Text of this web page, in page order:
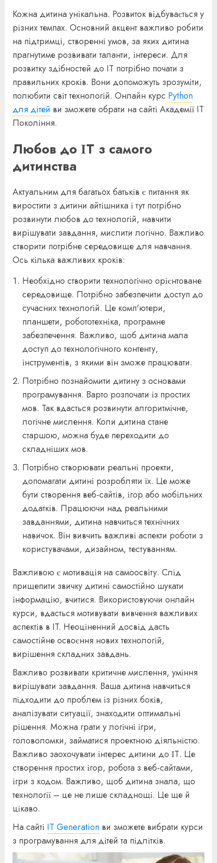
Кожна дитина унікальна. Розвиток відбувається у
різних темпах. Основний акцент важливо робити
на підтримці, створенні умов, за яких дитина
прагнутиме розвивати таланти, інтереси. Для
розвитку здібностей до IT потрібно почати з
правильних кроків. Вони допоможуть зрозуміти,
полюбити світ технологій. Онлайн курс Python
для дітей ви зможете обрати на сайті Академії IT
Покоління.
Любов до ІТ з самого
дитинства
Актуальним для багатьох батьків є питання як
виростити з дитини айтішника і тут потрібно
розвинути любов до технологій, навчити
вирішувати завдання, мислити логічно. Важливо
створити потрібне середовище для навчання.
Ось кілька важливих кроків:
Необхідно створити технологічно орієнтоване
середовище. Потрібно забезпечити доступ до
сучасних технологій. Це комп'ютери,
планшети, робототехніка, програмне
забезпечення. Важливо, щоб дитина мала
доступ до технологічного контенту,
інструментів, з якими він зможе працювати.
Потрібно познайомити дитину з основами
програмування. Варто розпочати із простих
мов. Так вдасться розвинути алгоритмічне,
логічне мислення. Коли дитина стане
старшою, можна буде переходити до
складніших мов.
Потрібно створювати реальні проекти,
допомагати дитині розробляти їх. Це може
бути створення веб-сайтів, ігор або мобільних
додатків. Працюючи над реальними
завданнями, дитина навчиться технічних
навичок. Він вивчить важливі аспекти роботи з
користувачами, дизайном, тестуванням.
Важливою є мотивація на самоосвіту. Слід
прищепити звичку дитині самостійно шукати
інформацію, вчитися. Використовуючи онлайн
курси, вдасться мотивувати вивчення важливих
аспектів в IT. Неоціненний досвід дасть
самостійне освоєння нових технологій,
вирішення складних завдань.
Важливо розвивати критичне мислення, уміння
вирішувати завдання. Ваша дитина навчиться
підходити до проблем із різних боків,
аналізувати ситуації, знаходити оптимальні
рішення. Можна грати у логічні ігри,
головоломки, займатися проектною діяльністю.
Важливо заохочувати інтерес дитини до ІТ. Це
створення простих ігор, робота з веб-сайтами,
ігри з кодом. Важливо, щоб дитина знала, що
технології – це не лише складнощі. Це ще й
цікаво.
На сайті IT Generation ви зможете вибрати курси
з програмування для дітей та підлітків.